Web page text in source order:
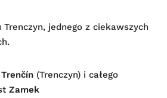
Trenczyn, jednego z ciekawszych
Trenčín (Trenczyn) i całego
Zamek